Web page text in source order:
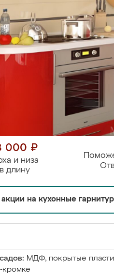
000 ₽
и низа
длину
акции на кухонные
МДФ, покрытые
кромке